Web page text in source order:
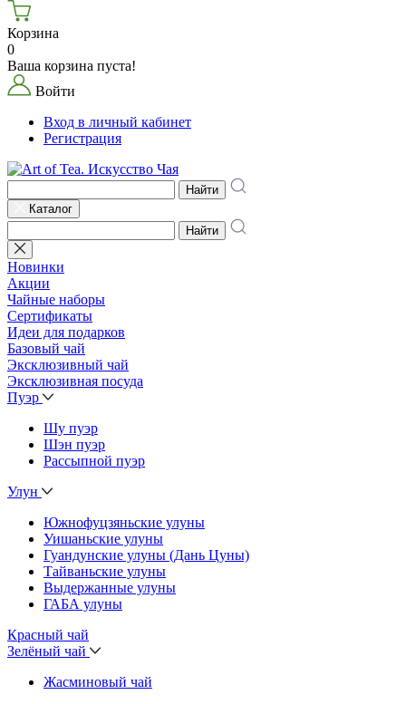
Корзина
0
Ваша корзина пуста!
Войти
Вход в личный кабинет
Регистрация
Найти
Каталог
Найти
Новинки
Акции
Чайные наборы
Сертификаты
Идеи для подарков
Базовый чай
Эксклюзивный чай
Эксклюзивная посуда
Пуэр
Шу пуэр
Шэн пуэр
Рассыпной пуэр
Улун
Южнофуцзяньские улуны
Уишаньские улуны
Гуандунские улуны (Дань Цуны)
Тайваньские улуны
Выдержанные улуны
ГАБА улуны
Красный чай
Зелёный чай
Жасминовый чай